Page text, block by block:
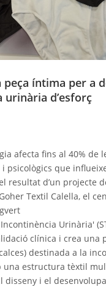
peça íntima per a
urinària d’esforç
afecta fins al 40% de
psicològics que
resultat d’un projecte
Textil Calella, el
Urinària'
clínica i crea una
destinada a la
una estructura tèxtil
disseny i el